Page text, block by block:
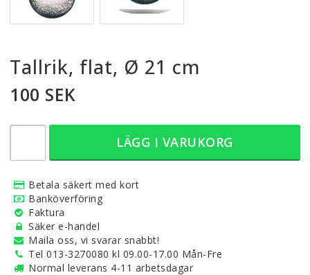
Tallrik, flat, Ø 21 cm
100 SEK
LÄGG I VARUKORG
Betala säkert med kort
Banköverföring
Faktura
Säker e-handel
Maila oss, vi svarar snabbt!
Tel 013-3270080 kl 09.00-17.00 Mån-Fre
Normal leverans 4-11 arbetsdagar